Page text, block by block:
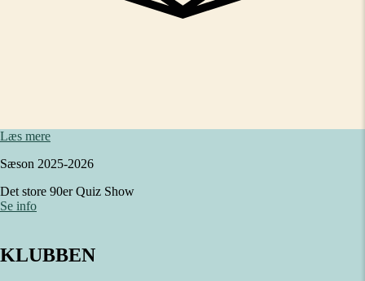
Læs mere
Sæson 2025-2026
Det store 90er Quiz Show
Se info
KLUBBEN